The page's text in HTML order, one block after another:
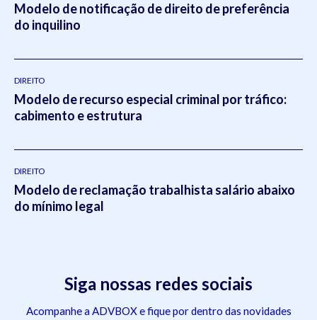
Modelo de notificação de direito de preferência
do inquilino
DIREITO
Modelo de recurso especial criminal por tráfico:
cabimento e estrutura
DIREITO
Modelo de reclamação trabalhista salário abaixo
do mínimo legal
Siga nossas redes sociais
Acompanhe a ADVBOX e fique por dentro das novidades